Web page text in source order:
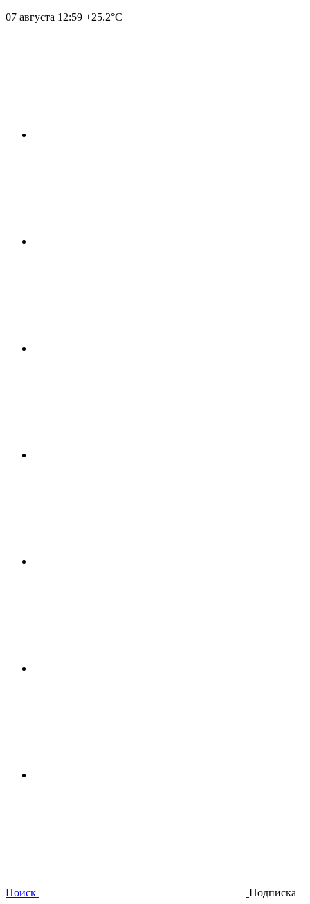
07 августа 12:59 +25.2°С
Поиск Подписка